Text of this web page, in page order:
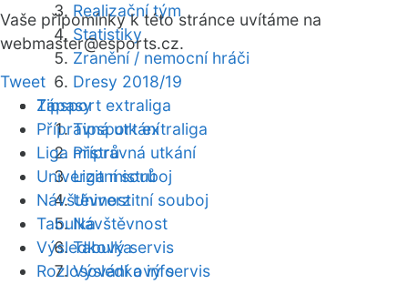
Realizační tým
Statistiky
Zranění / nemocní hráči
Dresy 2018/19
Zápasy
Tipsport extraliga
Přípravná utkání
Liga mistrů
Univerzitní souboj
Návštěvnost
Tabulka
Výsledkový servis
Vaše připomínky k této stránce uvítáme na
webmaster@esports.cz.
Tweet
Tipsport extraliga
Přípravná utkání
Liga mistrů
Univerzitní souboj
Návštěvnost
Tabulka
Výsledkový servis
Rozlosování a info